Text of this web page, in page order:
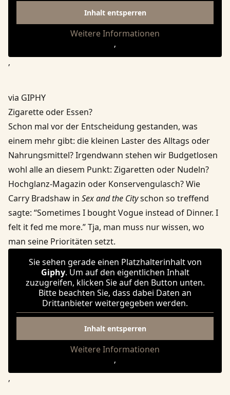
Inhalt entsperren
Weitere Informationen
‚
‚
via GIPHY
Zigarette oder Essen?
Schon mal vor der Entscheidung gestanden, was
einem mehr gibt: die kleinen Laster des Alltags oder
Nahrungsmittel? Irgendwann stehen wir Budgetlosen
wohl alle an diesem Punkt: Zigaretten oder Nudeln?
Hochglanz-Magazin oder Konservengulasch? Wie
Carry Bradshaw in Sex and the Cityschon so treffend
sagte: “Sometimes I bought Vogue instead of Dinner. I
felt it fed me more.” Tja, man muss nur wissen, wo
man seine Prioritäten setzt.
Sie sehen gerade einen Platzhalterinhalt von
Giphy. Um auf den eigentlichen Inhalt
zuzugreifen, klicken Sie auf den Button unten.
Bitte beachten Sie, dass dabei Daten an
Drittanbieter weitergegeben werden.
Inhalt entsperren
Weitere Informationen
‚
‚